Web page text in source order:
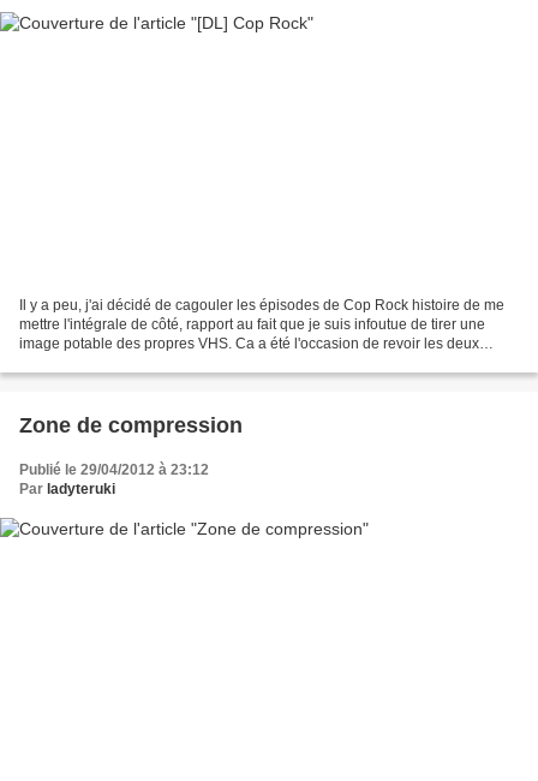
Il y a peu, j'ai décidé de cagouler les épisodes de Cop Rock histoire de me
mettre l'intégrale de côté, rapport au fait que je suis infoutue de tirer une
image potable des propres VHS. Ca a été l'occasion de revoir les deux
Zone de compression
Publié le 29/04/2012 à 23:12
Par ladyteruki